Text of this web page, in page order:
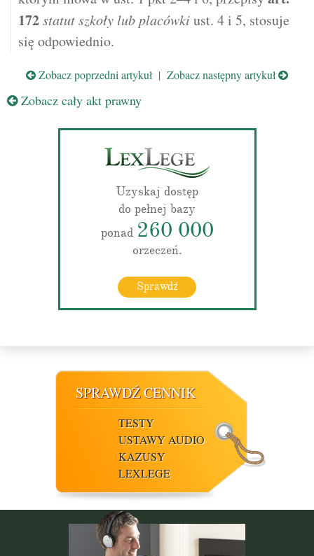
172statut szkoły lub placówkiust. 4 i 5, stosuje
się odpowiednio.
Zobacz poprzedni artykuł | Zobacz następny artykuł
Zobacz cały akt prawny
Uzyskaj dostęp
do pełnej bazy
ponad 260 000
orzeczeń.
Sprawdź
SPRAWDŹ CENNIK
TESTY
USTAWY AUDIO
KAZUSY
LEXLEGE